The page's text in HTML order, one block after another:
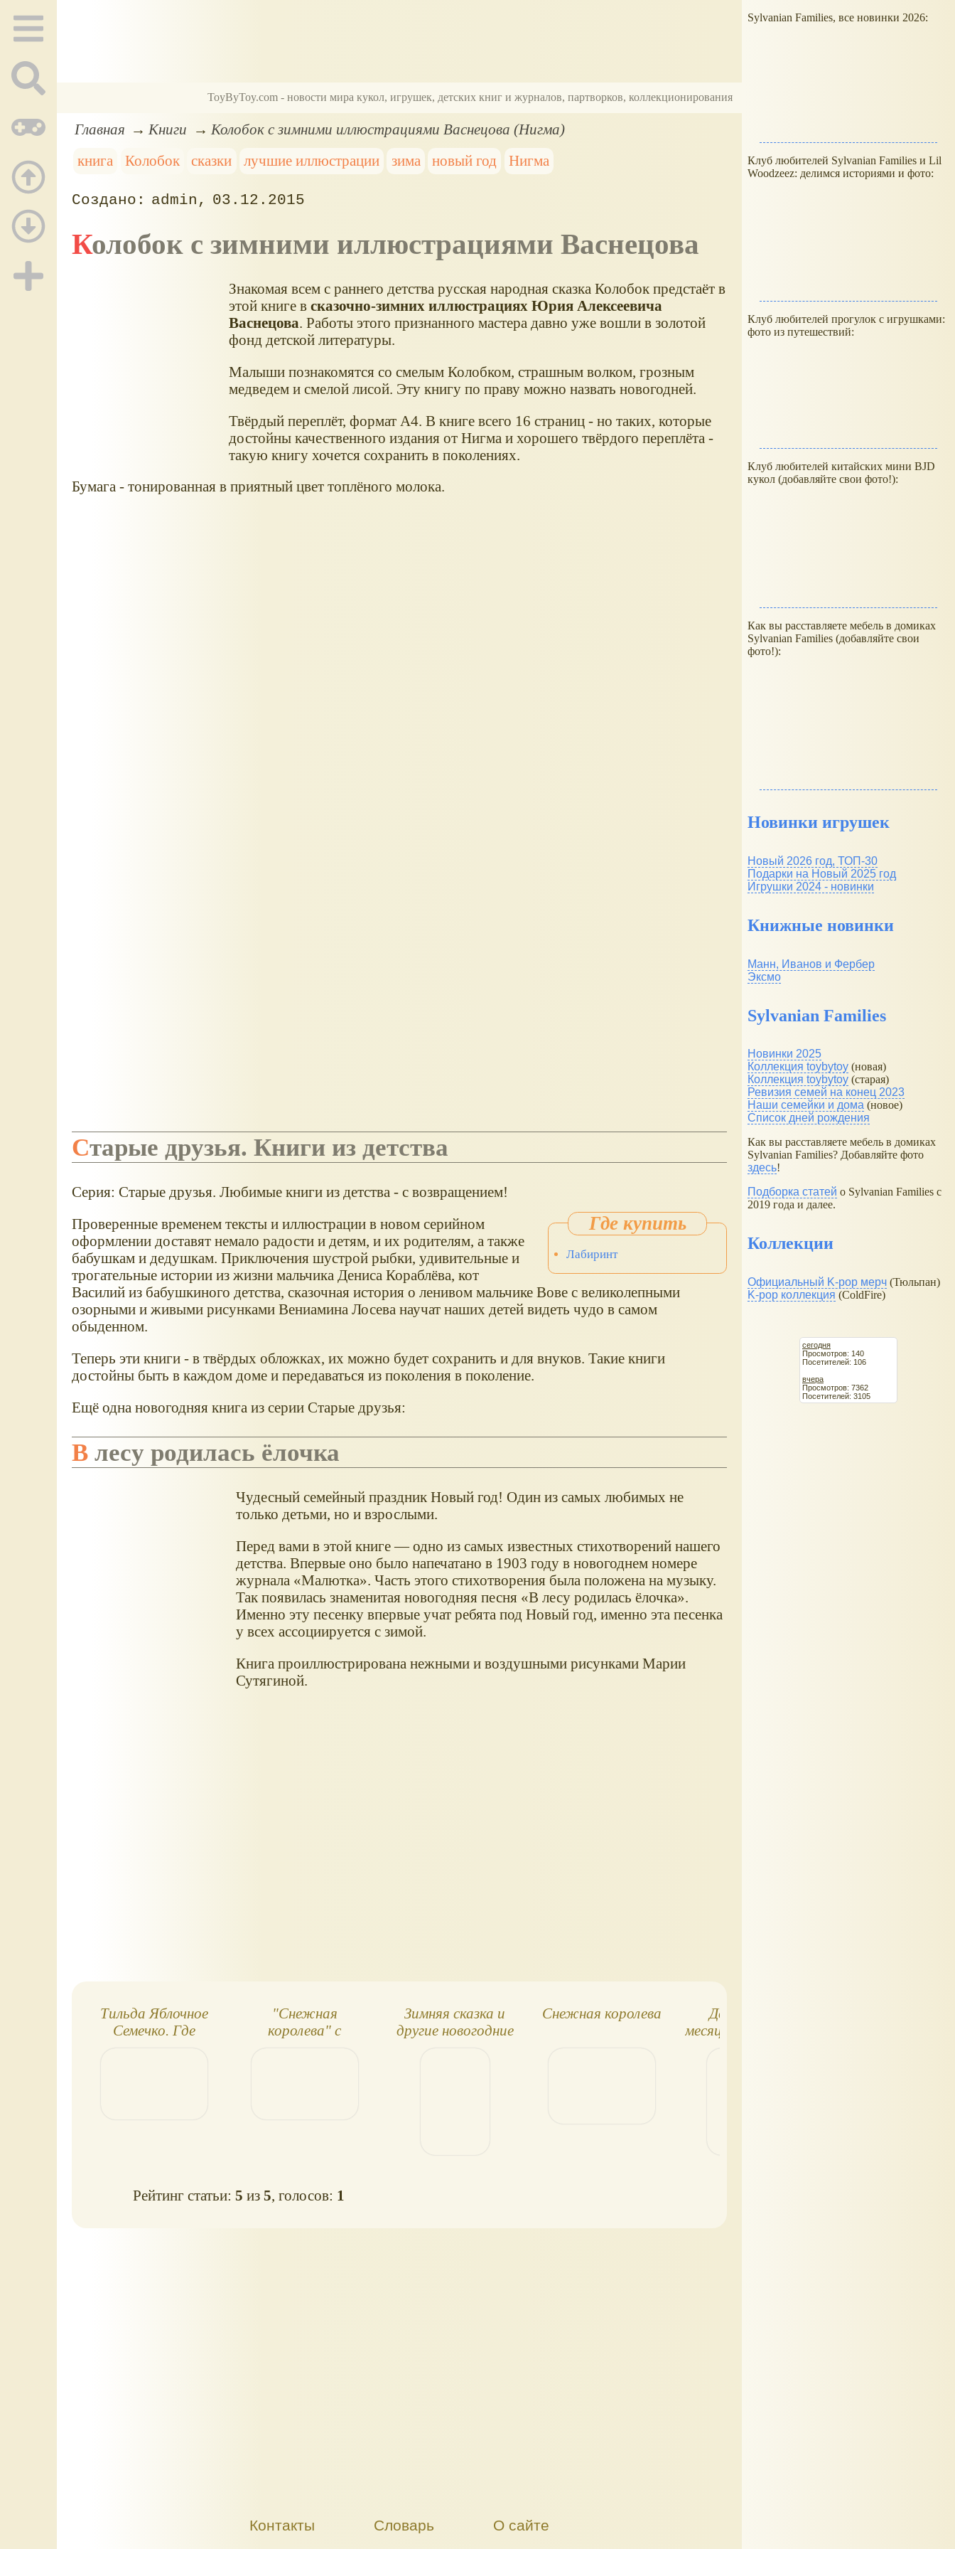
ToyByToy.com - новости мира кукол, игрушек, детских книг и журналов, партворков, коллекционирования
Главная Книги
Колобок с зимними иллюстрациями Васнецова (Нигма)
книга
Колобок сказки лучшие иллюстрации зима новый год Нигма
admin 03.12.2015
Колобок с зимними иллюстрациями Васнецова
Знакомая всем с раннего детства русская народная сказка Колобок предстаёт в
этой книге в сказочно-зимних иллюстрациях Юрия Алексеевича
Васнецова. Работы этого признанного мастера давно уже вошли в золотой
фонд детской литературы.
Малыши познакомятся со смелым Колобком, страшным волком, грозным
медведем и смелой лисой. Эту книгу по праву можно назвать новогодней.
Твёрдый переплёт, формат А4. В книге всего 16 страниц - но таких, которые
достойны качественного издания от Нигма и хорошего твёрдого переплёта -
такую книгу хочется сохранить в поколениях.
Бумага - тонированная в приятный цвет топлёного молока.
Старые друзья. Книги из детства
Серия: Старые друзья. Любимые книги из детства - с возвращением!
Лабиринт
Проверенные временем тексты и иллюстрации в новом серийном
оформлении доставят немало радости и детям, и их родителям, а также
бабушкам и дедушкам. Приключения шустрой рыбки, удивительные и
трогательные истории из жизни мальчика Дениса Кораблёва, кот
Василий из бабушкиного детства, сказочная история о ленивом мальчике Вове с великолепными
озорными и живыми рисунками Вениамина Лосева научат наших детей видеть чудо в самом
обыденном.
Теперь эти книги - в твёрдых обложках, их можно будет сохранить и для внуков. Такие книги
достойны быть в каждом доме и передаваться из поколения в поколение.
Ещё одна новогодняя книга из серии Старые друзья:
В лесу родилась ёлочка
Чудесный семейный праздник Новый год! Один из самых любимых не
только детьми, но и взрослыми.
Перед вами в этой книге — одно из самых известных стихотворений нашего
детства. Впервые оно было напечатано в 1903 году в новогоднем номере
журнала «Малютка». Часть этого стихотворения была положена на музыку.
Так появилась знаменитая новогодняя песня «В лесу родилась ёлочка».
Именно эту песенку впервые учат ребята под Новый год, именно эта песенка
у всех ассоциируется с зимой.
Книга проиллюстрирована нежными и воздушными рисунками Марии
Сутягиной.
Тильда Яблочное
Семечко. Где
"Снежная
королева" с
Зимняя сказка и
другие новогодние
Снежная королева
Двенадцать
месяцев. Сказка для
Рейтинг статьи:5 из5 , голосов: 1
Контакты Словарь О сайте
Sylvanian Families, все новинки 2026:
Клуб любителей Sylvanian Families и Lil
Woodzeez: делимся историями и фото:
Клуб любителей прогулок с игрушками:
фото из путешествий:
Клуб любителей китайских мини BJD
кукол (добавляйте свои фото!):
Как вы расставляете мебель в домиках
Sylvanian Families (добавляйте свои
фото!):
Новинки игрушек
Новый 2026 год, ТОП-30
Подарки на Новый 2025 год
Игрушки 2024 - новинки
Книжные новинки
Манн, Иванов и Фербер
Эксмо
Sylvanian Families
Новинки 2025
Коллекция toybytoy (новая)
Коллекция toybytoy (старая)
Ревизия семей на конец 2023
Наши семейки и дома (новое)
Список дней рождения
Как вы расставляете мебель в домиках
Sylvanian Families? Добавляйте фото
здесь!
Подборка статей о Sylvanian Families с
2019 года и далее.
Коллекции
Официальный K-pop мерч (Тюльпан)
K-pop коллекция (ColdFire)
сегодня
Просмотров: 140
Посетителей: 106
вчера
Просмотров: 7362
Посетителей: 3105